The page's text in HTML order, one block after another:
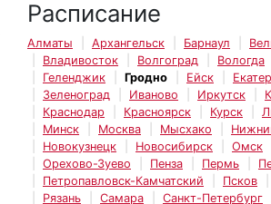
Расписание
Алматы Архангельск Барнаул
Владивосток
Волгоград Вологда
Геленджик
Гродно Ейск
Зеленоград
Иваново Иркутск
Краснодар
Красноярск Курск
Минск
Москва Мысхако
Новокузнецк
Новосибирск Омск
Орехово-Зуево
Пенза Пермь
Петропавловск-Камчатский
Псков
Рязань
Самара Санкт-Петербург